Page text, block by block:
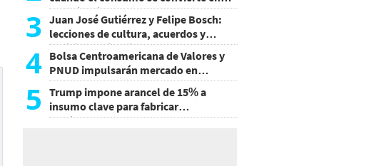
experiencia
3 Juan José Gutiérrez y Felipe Bosch:
lecciones de cultura, acuerdos y
decisiones sin miedo
4 Bolsa Centroamericana de Valores y
PNUD impulsarán mercado en
Honduras
5
Trump impone arancel de 15% a
insumo clave para fabricar
semiconductores y paneles